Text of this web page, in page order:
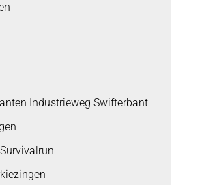
Industrieweg Swifterbant